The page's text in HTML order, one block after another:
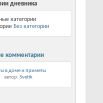
дневника
категории
Без категории
комментарии
в доме и приметы
автор: Svetik